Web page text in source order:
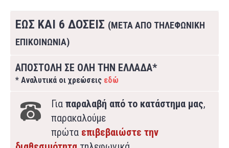
ΕΩΣ ΚΑΙ 6 ΔΟΣΕΙΣ (ΜΕΤΑ ΑΠΟ ΤΗΛΕΦΩΝΙΚΗ
ΕΠΙΚΟΙΝΩΝΙΑ)
ΑΠΟΣΤΟΛΗ ΣΕ ΟΛΗ ΤΗΝ ΕΛΛΑΔΑ*
* Αναλυτικά οι χρεώσεις εδώ
Για παραλαβή από το κατάστημα μας,
παρακαλούμε
πρώτα επιβεβαιώστε την